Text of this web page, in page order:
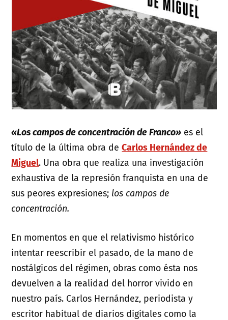
«Los campos de concentración de Franco» es el
título de la última obra deCarlos Hernández de
Miguel. Una obra que realiza una investigación
exhaustiva de la represión franquista en una de
sus peores expresiones; los campos de
concentración.
En momentos en que el relativismo histórico
intentar reescribir el pasado, de la mano de
nostálgicos del régimen, obras como ésta nos
devuelven a la realidad del horror vivido en
nuestro país. Carlos Hernández, periodista y
escritor habitual de diarios digitales como la